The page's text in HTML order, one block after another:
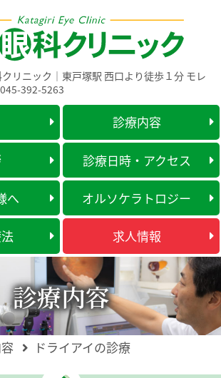
リニック｜東戸塚駅 西口より徒歩１分 モレ
392-5263
診療内容
診療日時・アクセス
へ オルソケラトロジー
求人情報
診療内容
ドライアイの診療